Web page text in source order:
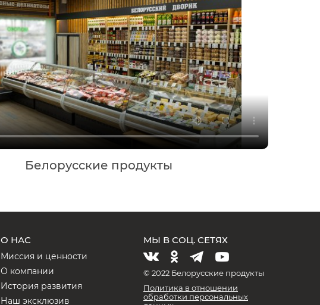
Белорусские продукты
О НАС
Миссия и ценности
О компании
История развития
Наш эксклюзив
МЫ В СОЦ. СЕТЯХ
© 2022 Белорусские продукты
Политика в отношении
обработки персональных